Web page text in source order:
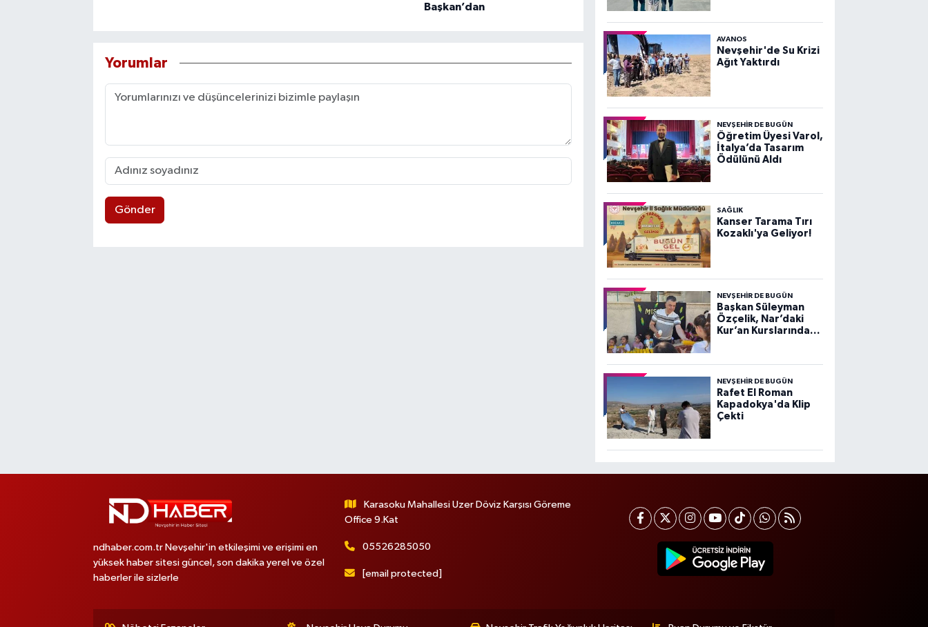
Başkan’dan
Yorumlar
Gönder
AVANOS
Nevşehir'de Su Krizi
Ağıt Yaktırdı
NEVŞEHIR DE BUGÜN
Öğretim Üyesi Varol,
İtalya’da Tasarım
Ödülünü Aldı
SAĞLIK
Kanser Tarama Tırı
Kozaklı'ya Geliyor!
NEVŞEHIR DE BUGÜN
Başkan Süleyman
Özçelik, Nar’daki
Kur’an Kurslarında
NEVŞEHIR DE BUGÜN
Rafet El Roman
Kapadokya'da Klip
Çekti
ndhaber.com.tr Nevşehir'in etkileşimi ve erişimi en
yüksek haber sitesi güncel, son dakika yerel ve özel
haberler ile sizlerle
Karasoku Mahallesi Uzer Döviz Karşısı Göreme
Office 9.Kat
05526285050
[email protected]